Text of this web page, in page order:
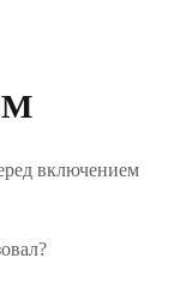
включением